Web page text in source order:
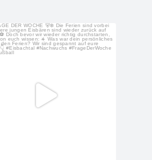
sf_eisbachtal_nachwuchs
Juli 29